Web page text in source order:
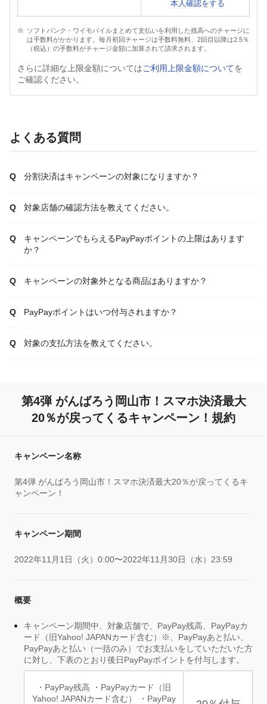
本人確認をする
ソフトバンク・ワイモバイルまとめて支払いを利用した残高へのチャージに
は手数料がかかります。毎月初回チャージは手数料無料、2回目以降は2.5％
（税込）の手数料がチャージ金額に加算されて請求されます。
さらに詳細な上限金額についてはご利用上限金額についてを
ご確認ください。
よくある質問
分割決済はキャンペーンの対象になりますか？
対象店舗の確認方法を教えてください。
キャンペーンでもらえるPayPayポイントの上限はあります
か？
キャンペーンの対象外となる商品はありますか？
PayPayポイントはいつ付与されますか？
対象の支払方法を教えてください。
第4弾 がんばろう岡山市！スマホ決済最大
20％が戻ってくるキャンペーン！規約
キャンペーン名称
第4弾 がんばろう岡山市！スマホ決済最大20％が戻ってくるキ
ャンペーン！
キャンペーン期間
2022年11月1日（火）0:00〜2022年11月30日（水）23:59
概要
キャンペーン期間中、対象店舗で、PayPay残高、PayPayカ
ード（旧Yahoo! JAPANカード含む）※、PayPayあと払い、
PayPayあと払い（一括のみ）でお支払いをしていただいた方
に対し、下表のとおり後日PayPayポイントを付与します。
・PayPay残高 ・PayPayカード（旧
Yahoo! JAPANカード含む） ・PayPay